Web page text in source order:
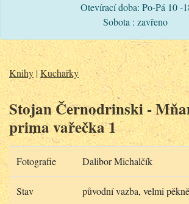
Otevírací doba: Po-Pá 10 -
Sobota : zavřeno
Knihy|Kuchařky
Stojan Černodrinski -
prima vařečka 1
Fotografie Dalibor Michalčík
Stav původní vazba, velmi